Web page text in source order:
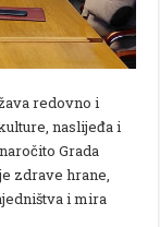
redovno i
naslijeđa i
Grada
zdrave hrane,
i mira